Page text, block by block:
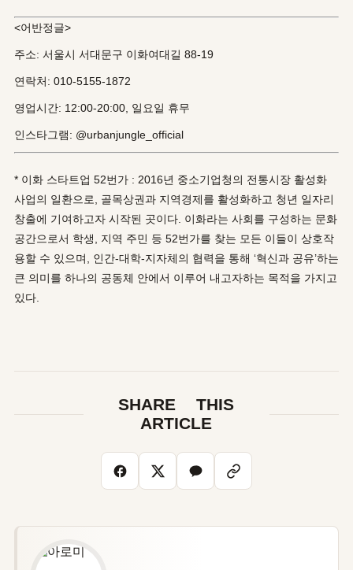
<어반정글>
주소: 서울시 서대문구 이화여대길 88-19
연락처: 010-5155-1872
영업시간: 12:00-20:00, 일요일 휴무
인스타그램: @urbanjungle_official
* 이화 스타트업 52번가 : 2016년 중소기업청의 전통시장 활성화
사업의 일환으로, 골목상권과 지역경제를 활성화하고 청년 일자리
창출에 기여하고자 시작된 곳이다. 이화라는 사회를 구성하는 문화
공간으로서 학생, 지역 주민 등 52번가를 찾는 모든 이들이 상호작
용할 수 있으며, 인간-대학-지자체의 협력을 통해 ‘혁신과 공유’하는
큰 의미를 하나의 공동체 안에서 이루어 내고자하는 목적을 가지고
있다.
SHARE THIS
ARTICLE